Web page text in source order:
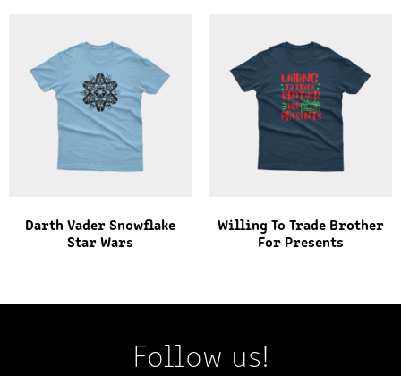
Darth Vader Snowflake
Star Wars
Willing To Trade Brother
For Presents
Follow us!